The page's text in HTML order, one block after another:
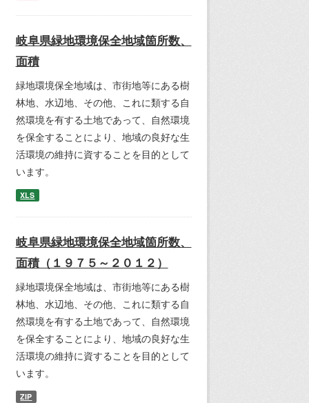
岐阜県緑地環境保全地域箇所数、
面積
緑地環境保全地域は、市街地等にある樹
林地、水辺地、その他、これに類する自
然環境を有する土地であって、自然環境
を保全することにより、地域の良好な生
活環境の維持に資することを目的として
います。
XLS
岐阜県緑地環境保全地域箇所数、
面積（１９７５～２０１２）
緑地環境保全地域は、市街地等にある樹
林地、水辺地、その他、これに類する自
然環境を有する土地であって、自然環境
を保全することにより、地域の良好な生
活環境の維持に資することを目的として
います。
ZIP